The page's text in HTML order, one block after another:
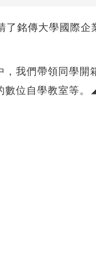
銘傳大學國際企
我們帶領同學開
數位自學教室等。